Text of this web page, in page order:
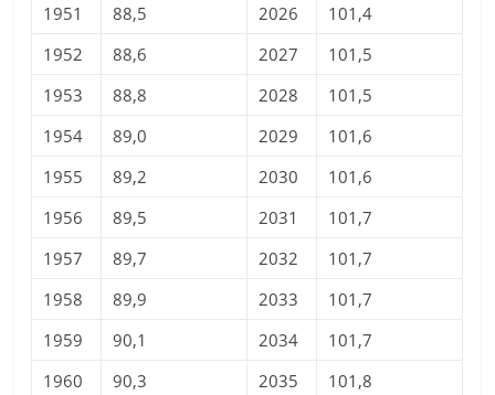
1951
88,5 2026
101,4
1952
88,6 2027
101,5
1953
88,8 2028
101,5
1954
89,0 2029
101,6
1955
89,2 2030
101,6
1956
89,5 2031
101,7
1957
89,7 2032
101,7
1958
89,9 2033
101,7
1959
90,1 2034
101,7
1960
90,3 2035
101,8